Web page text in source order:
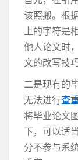
该照搬。根
上的字符是
他人论文时
文的改写技
二是现有的
无法进行查
将毕业论文
下，可以适
分不参与系